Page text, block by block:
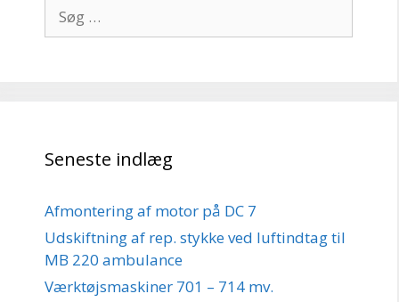
efter:
Seneste indlæg
Afmontering af motor på DC 7
Udskiftning af rep. stykke ved luftindtag til
MB 220 ambulance
Værktøjsmaskiner 701 – 714 mv.